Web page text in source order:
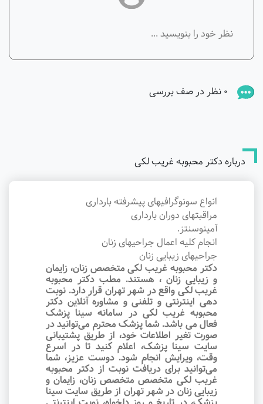
0 نظر در صف بررسی
درباره دکتر محبوبه غریب لکی
انواع سونوگرافیهای پیشرفته بارداری
مراقبتهای دوران بارداری
آمینوسنتز.
انجام کلیه اعمال جراحیهای زنان
جراحیهای زیبایی زنان
دکتر محبوبه غریب لکی متخصص زنان، زایمان
و زیبایی زنان ، هستند. مطب دکتر محبوبه
غریب لکی واقع در شهر تهران قرار دارد. نوبت‌
دهی اینترنتی و تلفنی و مشاوره آنلاین دکتر
محبوبه غریب لکی در سامانه سینا پزشک
فعال می باشد. شما پزشک محترم می‌توانید در
صورت تغیر اطلاعات خود، از طریق پشتیبانی
سایت سینا پزشک، اعلام کنید تا در اسرع
وقت‌، ویرایش انجام شود. دوست عزیز، شما
می‌توانید برای دریافت نوبت از دکتر محبوبه
غریب لکی متخصص متخصص زنان، زایمان و
زیبایی زنان در شهر تهران از طریق سایت سینا